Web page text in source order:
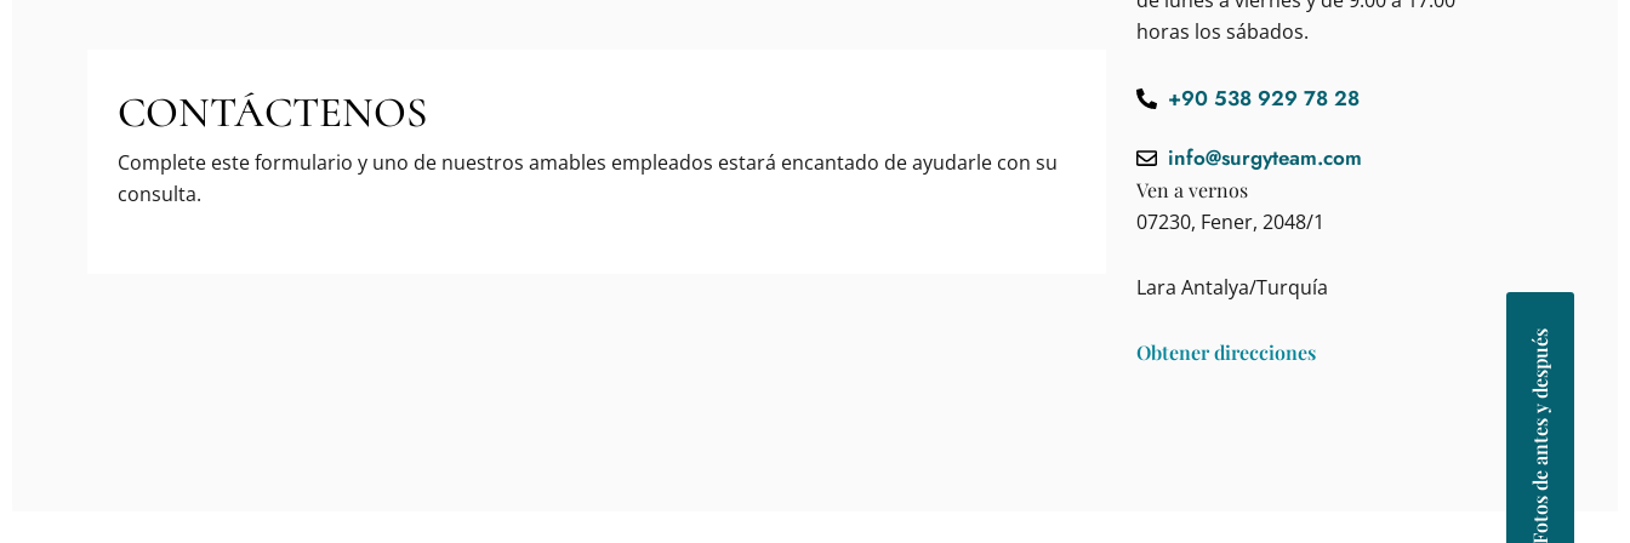
CONTÁCTENOS
Complete este formulario y uno de nuestros amables empleados estará encantado de ayudarle con su
consulta.
horas los sábados.
+90 538 929 78 28
info@surgyteam.com
Ven a vernos
07230, Fener, 2048/1
Lara Antalya/Turquía
Obtener direcciones Fotos de antes y después